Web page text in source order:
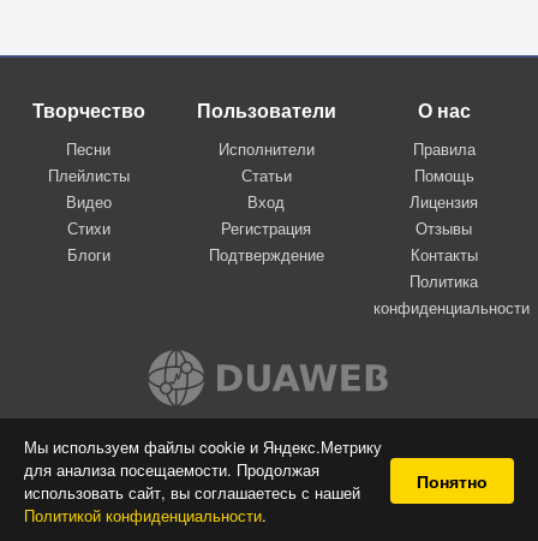
Мы используем файлы cookie и Яндекс.Метрику
для анализа посещаемости. Продолжая
использовать сайт, вы соглашаетесь с нашей
Политикой конфиденциальности.
Понятно
Творчество
Песни
Плейлисты
Видео
Стихи
Блоги
Пользователи
Исполнители
Статьи
Вход
Регистрация
Подтверждение
О нас
Правила
Помощь
Лицензия
Отзывы
Контакты
Политика
конфиденциальности
Вконтакте
© 2009-2026 Я-пою
Музыкальный сайт самовыражения